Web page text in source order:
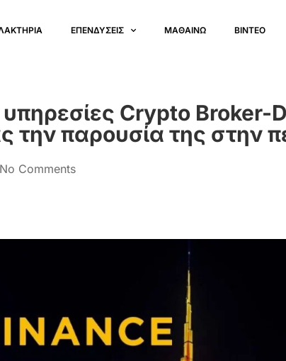
ΕΠΕΝΔΥΣΕΙΣ ΜΑΘΑΙΝΩ ΒΙΝΤΕΟ
Crypto Broker-
την παρουσία της στην
No Comments